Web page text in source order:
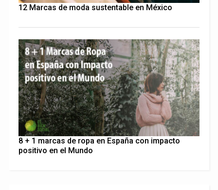
12 Marcas de moda sustentable en México
8 + 1 marcas de ropa en España con impacto
positivo en el Mundo